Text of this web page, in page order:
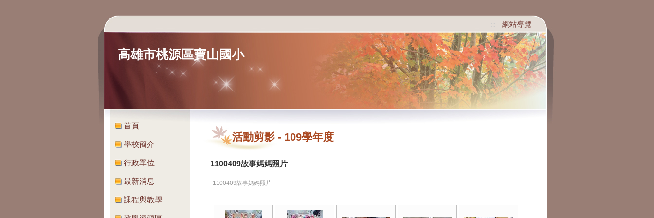
網站導覽
高雄市桃源區寶山國小
:::
首頁
學校簡介
行政單位
最新消息
課程與教學
:::
活動剪影 - 109學年度
1100409故事媽媽照片
1100409故事媽媽照片